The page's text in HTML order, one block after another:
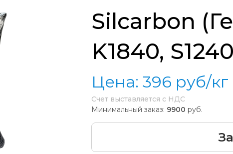
Silcarbon
K1840,
Цена: 396 руб/кг
Счет выставляется с НДС
Минимальный заказ: 9900 руб.